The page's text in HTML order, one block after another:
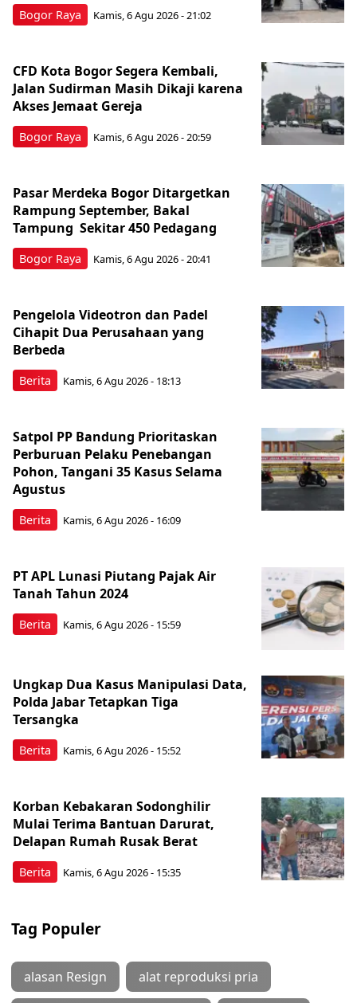
Bogor Raya Kamis, 6 Agu 2026 - 21:02
Bogor Raya
CFD Kota Bogor Segera Kembali,
Jalan Sudirman Masih Dikaji karena
Akses Jemaat Gereja
Kamis, 6 Agu 2026 - 20:59
Bogor Raya
Pasar Merdeka Bogor Ditargetkan
Rampung September, Bakal
Tampung Sekitar 450 Pedagang
Kamis, 6 Agu 2026 - 20:41
Berita
Pengelola Videotron dan Padel
Cihapit Dua Perusahaan yang
Berbeda
Kamis, 6 Agu 2026 - 18:13
Berita
Satpol PP Bandung Prioritaskan
Perburuan Pelaku Penebangan
Pohon, Tangani 35 Kasus Selama
Agustus
Kamis, 6 Agu 2026 - 16:09
Berita
PT APL Lunasi Piutang Pajak Air
Tanah Tahun 2024
Kamis, 6 Agu 2026 - 15:59
Berita
Ungkap Dua Kasus Manipulasi Data,
Polda Jabar Tetapkan Tiga
Tersangka
Kamis, 6 Agu 2026 - 15:52
Berita
Korban Kebakaran Sodonghilir
Mulai Terima Bantuan Darurat,
Delapan Rumah Rusak Berat
Kamis, 6 Agu 2026 - 15:35
Tag Populer
alasan Resign alat reproduksi pria